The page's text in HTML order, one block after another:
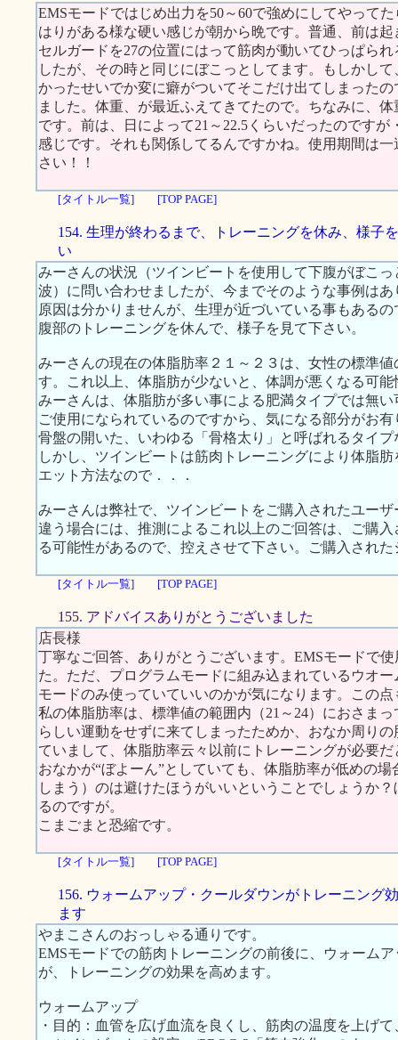
EMSモードではじめ出力を50～60で強めにしてやって
はりがある様な硬い感じが朝から晩です。普通、前は
セルガードを27の位置にはって筋肉が動いてひっぱら
したが、その時と同じにぼこっとしてます。もしかし
かったせいでか変に癖がついてそこだけ出てしまった
ました。体重、が最近ふえてきてたので。ちなみに、
です。前は、日によって21～22.5くらいだったのです
感じです。それも関係してるんですかね。使用期間は
さい！！
[タイトル一覧] [TOP PAGE]
154. 生理が終わるまで、トレーニングを休み、様子
い
みーさんの状況（ツインビートを使用して下腹がぼこ
波）に問い合わせましたが、今までそのような事例は
原因は分かりませんが、生理が近づいている事もある
腹部のトレーニングを休んで、様子を見て下さい。
みーさんの現在の体脂肪率２１～２３は、女性の標準
す。これ以上、体脂肪が少ないと、体調が悪くなる可
みーさんは、体脂肪が多い事による肥満タイプでは無
ご使用になられているのですから、気になる部分がお
骨盤の開いた、いわゆる「骨格太り」と呼ばれるタイ
しかし、ツインビートは筋肉トレーニングにより体脂
エット方法なので．．．
みーさんは弊社で、ツインビートをご購入されたユー
違う場合には、推測によるこれ以上のご回答は、ご購
る可能性があるので、控えさせて下さい。ご購入され
[タイトル一覧] [TOP PAGE]
155. アドバイスありがとうございました
店長様
丁寧なご回答、ありがとうございます。EMSモードで
た。ただ、プログラムモードに組み込まれているウオ
モードのみ使っていていいのかが気になります。この
私の体脂肪率は、標準値の範囲内（21～24）におさま
らしい運動をせずに来てしまったためか、おなか周り
ていまして、体脂肪率云々以前にトレーニングが必要
おなかが“ぼよーん”としていても、体脂肪率が低めの
しまう）のは避けたほうがいいということでしょうか
るのですが。
こまごまと恐縮です。
[タイトル一覧] [TOP PAGE]
156. ウォームアップ・クールダウンがトレーニング
ます
やまこさんのおっしゃる通りです。
EMSモードでの筋肉トレーニングの前後に、ウォーム
が、トレーニングの効果を高めます。
ウォームアップ
・目的：血管を広げ血流を良くし、筋肉の温度を上げ